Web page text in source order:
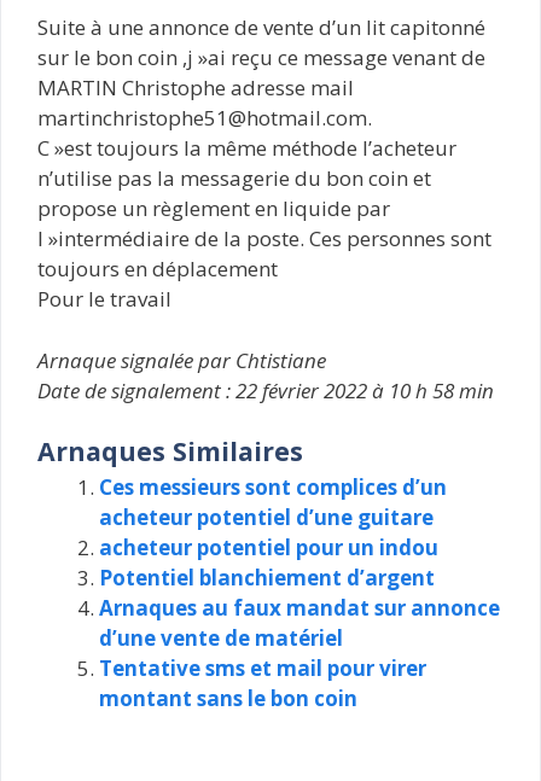
Suite à une annonce de vente d’un lit capitonné
sur le bon coin ,j »ai reçu ce message venant de
MARTIN Christophe adresse mail
martinchristophe51@hotmail.com.
C »est toujours la même méthode l’acheteur
n’utilise pas la messagerie du bon coin et
propose un règlement en liquide par
l »intermédiaire de la poste. Ces personnes sont
toujours en déplacement
Pour le travail
Arnaque signalée par Chtistiane
Date de signalement : 22 février 2022 à 10 h 58 min
Arnaques Similaires
Ces messieurs sont complices d’un
acheteur potentiel d’une guitare
acheteur potentiel pour un indou
Potentiel blanchiement d’argent
Arnaques au faux mandat sur annonce
d’une vente de matériel
Tentative sms et mail pour virer
montant sans le bon coin